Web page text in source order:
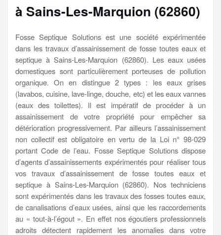
à Sains-Les-Marquion (62860)
Fosse Septique Solutions est une société expérimentée
dans les travaux d’assainissement de fosse toutes eaux et
septique à Sains-Les-Marquion (62860). Les eaux usées
domestiques sont particulièrement porteuses de pollution
organique. On en distingue 2 types : les eaux grises
(lavabos, cuisine, lave-linge, douche, etc) et les eaux vannes
(eaux des toilettes). Il est impératif de procéder à un
assainissement de votre propriété pour empêcher sa
détérioration progressivement. Par ailleurs l’assainissement
non collectif est obligatoire en vertu de la Loi n° 98-029
portant Code de l’eau. Fosse Septique Solutions dispose
d’agents d’assainissements expérimentés pour réaliser tous
vos travaux d’assainissement de fosse toutes eaux et
septique à Sains-Les-Marquion (62860). Nos techniciens
sont expérimentés dans les travaux des fosses toutes eaux,
de canalisations d’eaux usées, ainsi que les raccordements
au « tout-à-l’égout ». En effet nos égoutiers professionnels
adroits détectent rapidement les anomalies dans votre